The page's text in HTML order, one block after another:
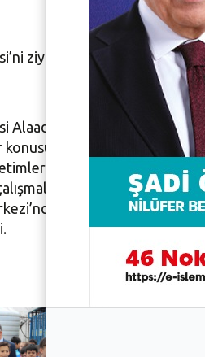
ziyaret eden Yaylacık
Alaaddinbey Ek Hizmet
yerinde işledi.
görevlerini ve Nilüfer
yapan isimlerden
Veteriner İşleri